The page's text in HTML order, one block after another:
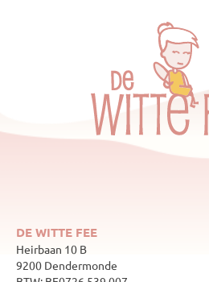
DE WITTE FEE
Heirbaan 10 B
9200 Dendermonde